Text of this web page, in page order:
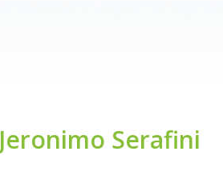
Jeronimo Serafini